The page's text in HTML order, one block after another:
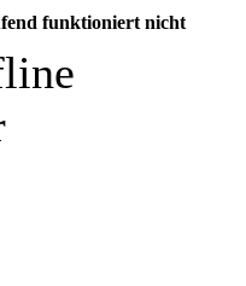
funktioniert nicht